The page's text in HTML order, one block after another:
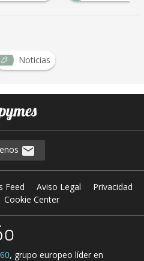
Noticias
Feed Aviso Legal
Privacidad
Cookie Center
, grupo europeo líder en